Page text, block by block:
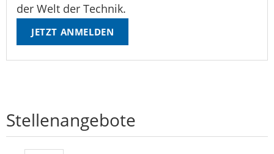
der Welt der Technik.
JETZT ANMELDEN
Stellenangebote